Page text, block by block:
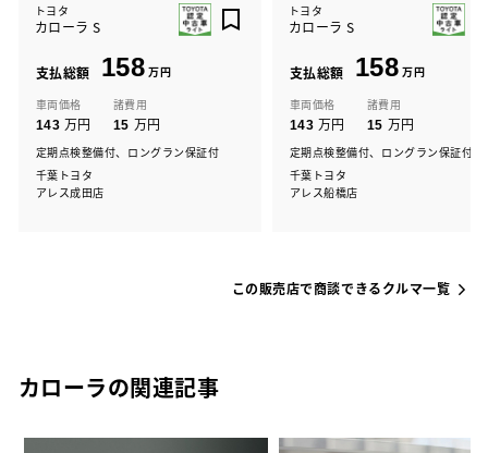
トヨタ
カローラ S
支払総額 158 万円
車両価格
143 万円
諸費用
15 万円
定期点検整備付、ロングラン保証付
千葉トヨタ
アレス成田店
トヨタ
カローラ S
支払総額 158 万円
車両価格
143 万円
諸費用
15 万円
定期点検整備付、ロングラン保証付
千葉トヨタ
アレス船橋店
この販売店で商談できるクルマ一覧
カローラの関連記事